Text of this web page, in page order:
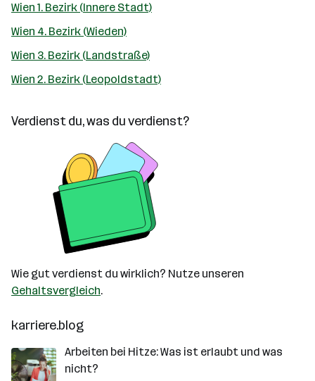
Wien 1. Bezirk (Innere Stadt)
Wien 4. Bezirk (Wieden)
Wien 3. Bezirk (Landstraße)
Wien 2. Bezirk (Leopoldstadt)
Verdienst du, was du verdienst?
Wie gut verdienst du wirklich? Nutze unseren
Gehaltsvergleich.
karriere.blog
Arbeiten bei Hitze: Was ist erlaubt und was
nicht?